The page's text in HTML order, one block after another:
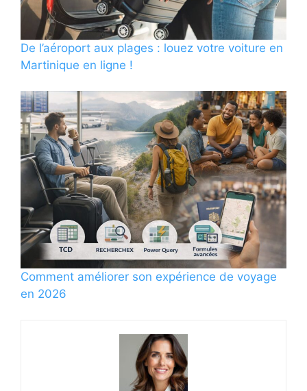
De l’aéroport aux plages : louez votre voiture en
Martinique en ligne !
Comment améliorer son expérience de voyage
en 2026